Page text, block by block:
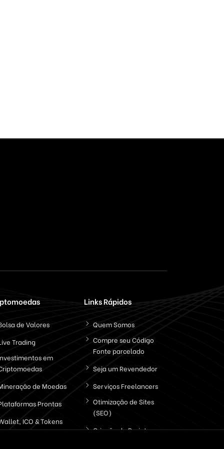
de Valores
Trading
em
de Moedas
Prontas
ICO & Tokens
Links Rápidos
Quem Somos
Compre seu Código
Fonte parcelado
Seja um Revendedor
Serviços Freelancers
Otimização de Sites
(SEO)
Criação de Projetos